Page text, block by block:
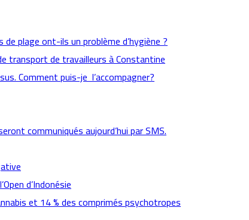
plage ont-ils un problème d’hygiène ?
transport de travailleurs à Constantine
Comment puis-je l’accompagner?
communiqués aujourd’hui par SMS.
d’Indonésie
et 14 % des comprimés psychotropes